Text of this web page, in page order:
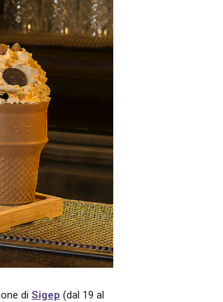
di Sigep (dal 19 al